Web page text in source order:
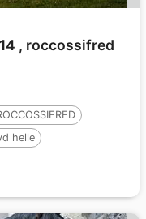
, roccossifred
helle